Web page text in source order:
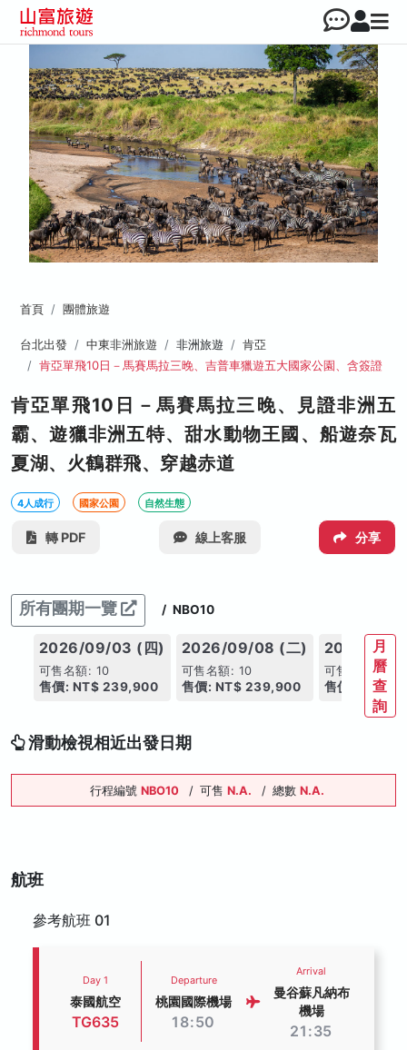
首頁 團體旅遊
台北出發 中東非洲旅遊 非洲旅遊
肯亞
肯亞單飛10日－馬賽馬拉三晚、吉普車獵遊五大國家公園、含簽證
肯亞單飛10日－馬賽馬拉三晚、見證非洲五
霸、遊獵非洲五特、甜水動物王國、船遊奈瓦
夏湖、火鶴群飛、穿越赤道
4人成行 國家公園 自然生態
轉 PDF 線上客服 分享
所有團期一覽 / NBO10
2026/09/03 (四)
可售名額: 10
售價: NT$ 239,900
2026/09/08 (二)
可售名額: 10
售價: NT$ 239,900
2026/09/
可售名額: 10
售價: NT$
月
曆
查
詢
滑動檢視相近出發日期
行程編號 NBO10 / 可售 N.A. / 總數 N.A.
航班
參考航班 01
Day 1
泰國航空
TG635
Departure
桃園國際機場
18:50
Arrival
曼谷蘇凡納布
機場
21:35